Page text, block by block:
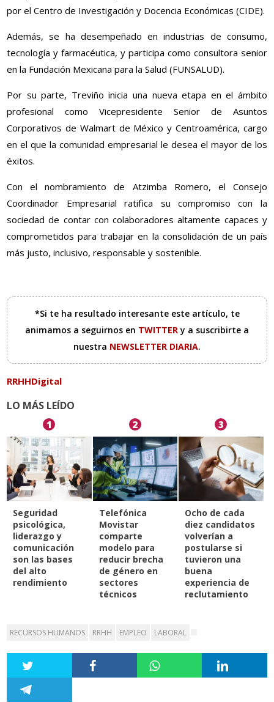
por el Centro de Investigación y Docencia Económicas (CIDE).
Además, se ha desempeñado en industrias de consumo,
tecnología y farmacéutica, y participa como consultora senior
en la Fundación Mexicana para la Salud (FUNSALUD).
Por su parte, Treviño inicia una nueva etapa en el ámbito
profesional como Vicepresidente Senior de Asuntos
Corporativos de Walmart de México y Centroamérica, cargo
en el que la comunidad empresarial le desea el mayor de los
éxitos.
Con el nombramiento de Atzimba Romero, el Consejo
Coordinador Empresarial ratifica su compromiso con la
sociedad de contar con colaboradores altamente capaces y
comprometidos para trabajar en la consolidación de un país
más justo, inclusivo, responsable y sostenible.
*Si te ha resultado interesante este artículo, te
animamos a seguirnos en TWITTERy a suscribirte a
nuestra NEWSLETTER DIARIA.
RRHHDigital
LO MÁS LEÍDO
1
Seguridad
psicológica,
liderazgo y
comunicación
son las bases
del alto
rendimiento
2
Telefónica
Movistar
comparte
modelo para
reducir brecha
de género en
sectores
técnicos
3
Ocho de cada
diez candidatos
volverían a
postularse si
tuvieron una
buena
experiencia de
reclutamiento
RECURSOS HUMANOS RRHH EMPLEO LABORAL